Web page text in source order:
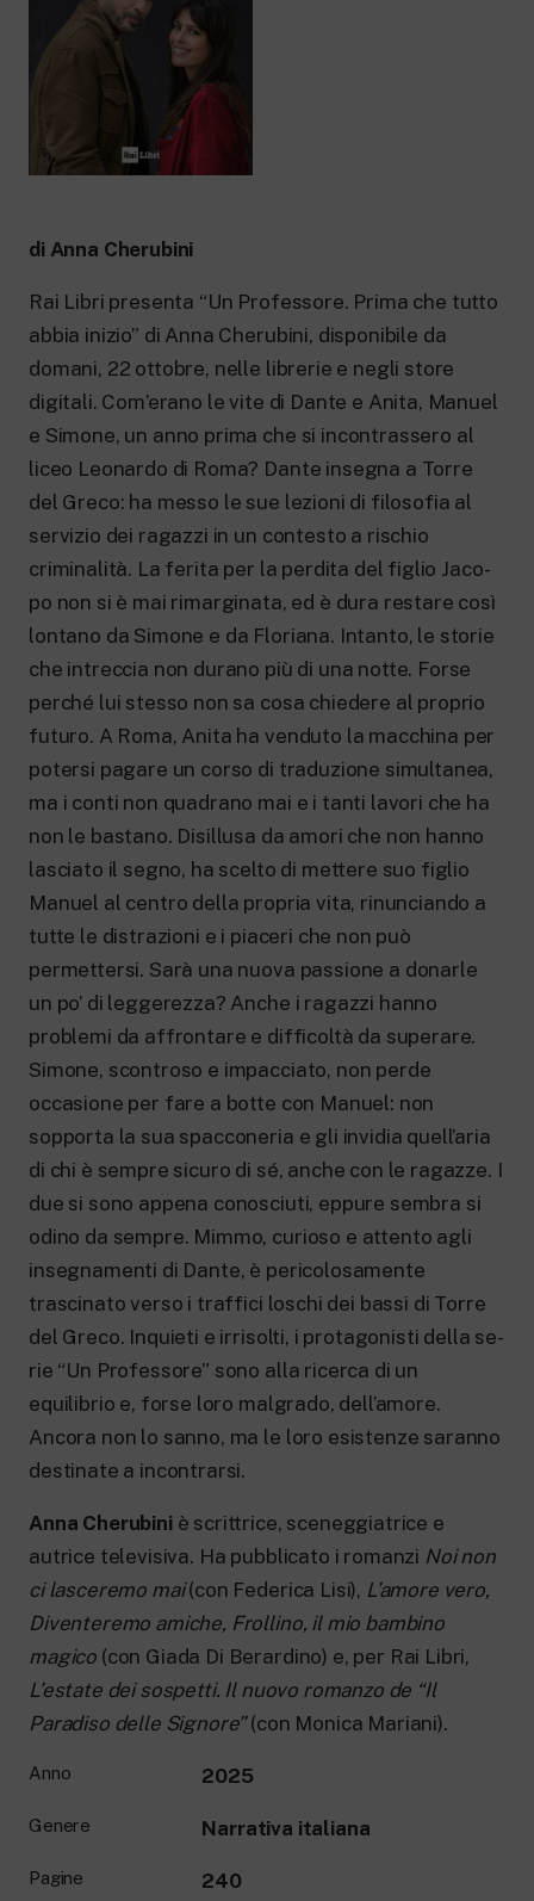
New 24 ore su 24: attualità, ultime notizie
e aggiornamenti.
Le redazioni regionali di RaiNews.
Letteratura, Storia e molto altro.
Rai Cultura
Per le scuole secondarie di I e II grado,
l’Università, i Docenti e l’istruzione degli
adulti.
Rai Scuola
di Anna Cherubini
Rai Libri presenta “Un Professore. Prima che tutto
abbia inizio” di Anna Cherubini, disponibile da
domani, 22 ottobre, nelle librerie e negli store
digitali. Com’erano le vite di Dante e Anita, Ma­nuel
e Simone, un anno prima che si incontrassero al
liceo Leonardo di Roma? Dante insegna a Torre
del Greco: ha mes­so le sue lezioni di filosofia al
servizio dei ragazzi in un contesto a rischio
criminali­tà. La ferita per la perdita del figlio Jaco­
po non si è mai rimarginata, ed è dura re­stare così
lontano da Simone e da Floriana. Intanto, le storie
che intreccia non dura­no più di una notte. Forse
perché lui stes­so non sa cosa chiedere al proprio
futuro. A Roma, Anita ha venduto la macchina per
potersi pagare un corso di traduzione simultanea,
ma i conti non quadrano mai e i tanti lavori che ha
non le bastano. Disil­lusa da amori che non hanno
lasciato il se­gno, ha scelto di mettere suo figlio
Manuel al centro della propria vita, rinunciando a
tutte le distrazioni e i piaceri che non può
permettersi. Sarà una nuova passione a do­narle
un po’ di leggerezza? Anche i ragazzi hanno
problemi da affron­tare e difficoltà da superare.
Simone, scon­troso e impacciato, non perde
occasione per fare a botte con Manuel: non
soppor­ta la sua spacconeria e gli invidia quell’a­ria
di chi è sempre sicuro di sé, anche con le ragazze. I
due si sono appena conosciuti, eppure sembra si
odino da sempre. Mim­mo, curioso e attento agli
insegnamenti di Dante, è pericolosamente
trascinato verso i traffici loschi dei bassi di Torre
del Greco. Inquieti e irrisolti, i protagonisti della se­
rie “Un Professore” sono alla ricerca di un
equilibrio e, forse loro malgrado, dell’amo­re.
Ancora non lo sanno, ma le loro esisten­ze saranno
destinate a incontrarsi.
Anna Cherubini è scrittrice, sceneggiatri­ce e
autrice televisiva. Ha pubblicato i ro­manzi Noi non
ci lasceremo mai(con Federi­ca Lisi), L’amore vero,
Diventeremo amiche, Frollino, il mio bambino
magico (con Giada Di Berardino) e, per Rai Libri,
L’estate dei sospetti. Il nuovo romanzo de “Il
Paradiso del­le Signore”(con Monica Mariani).
Anno 2025
Genere Narrativa italiana
Pagine 240